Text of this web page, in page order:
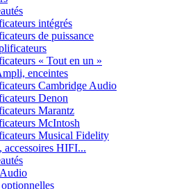
intégrés
de puissance
« Tout en un »
enceintes
Cambridge Audio
Denon
Marantz
McIntosh
Musical Fidelity
accessoires HIFI...